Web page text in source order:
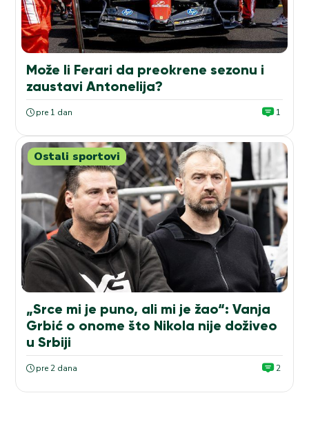
Može li Ferari da preokrene sezonu i
zaustavi Antonelija?
pre 1 dan 1
Ostali sportovi
„Srce mi je puno, ali mi je žao“: Vanja
Grbić o onome što Nikola nije doživeo
u Srbiji
pre 2 dana 2